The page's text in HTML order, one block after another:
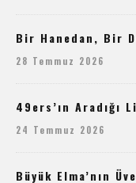
Bir Hanedan, Bir
28 Temmuz 2026
49ers’ın Aradığı
24 Temmuz 2026
Büyük Elma’nın